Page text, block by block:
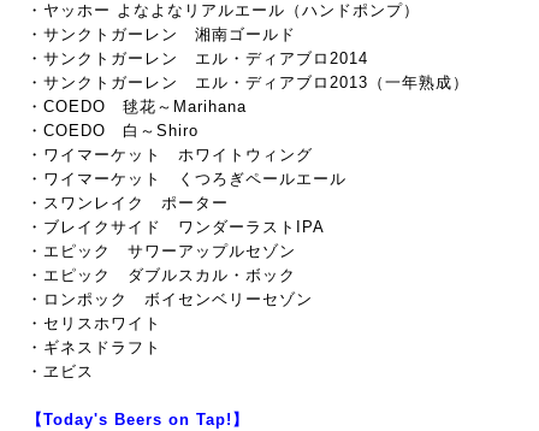
・ヤッホー よなよなリアルエール（ハンドポンプ）
・サンクトガーレン 湘南ゴールド
・サンクトガーレン エル・ディアブロ2014
・サンクトガーレン エル・ディアブロ2013（一年熟成）
・COEDO 毬花～Marihana
・COEDO 白～Shiro
・ワイマーケット ホワイトウィング
・ワイマーケット くつろぎペールエール
・スワンレイク ポーター
・ブレイクサイド ワンダーラストIPA
・エピック サワーアップルセゾン
・エピック ダブルスカル・ボック
・ロンポック ボイセンベリーセゾン
・セリスホワイト
・ギネスドラフト
・ヱビス
【Today's Beers on Tap!】